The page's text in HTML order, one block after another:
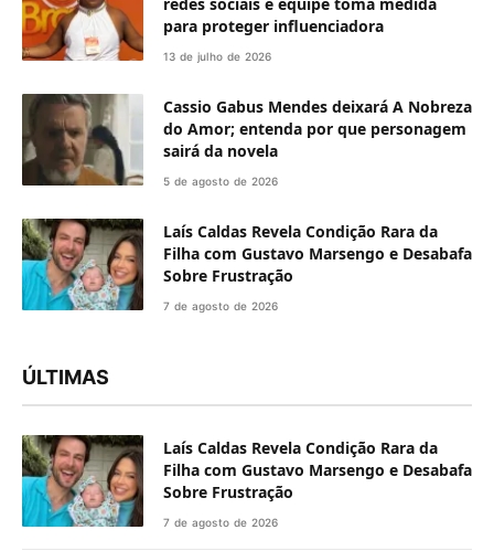
redes sociais e equipe toma medida
para proteger influenciadora
13 de julho de 2026
Cassio Gabus Mendes deixará A Nobreza
do Amor; entenda por que personagem
sairá da novela
5 de agosto de 2026
Laís Caldas Revela Condição Rara da
Filha com Gustavo Marsengo e Desabafa
Sobre Frustração
7 de agosto de 2026
ÚLTIMAS
Laís Caldas Revela Condição Rara da
Filha com Gustavo Marsengo e Desabafa
Sobre Frustração
7 de agosto de 2026